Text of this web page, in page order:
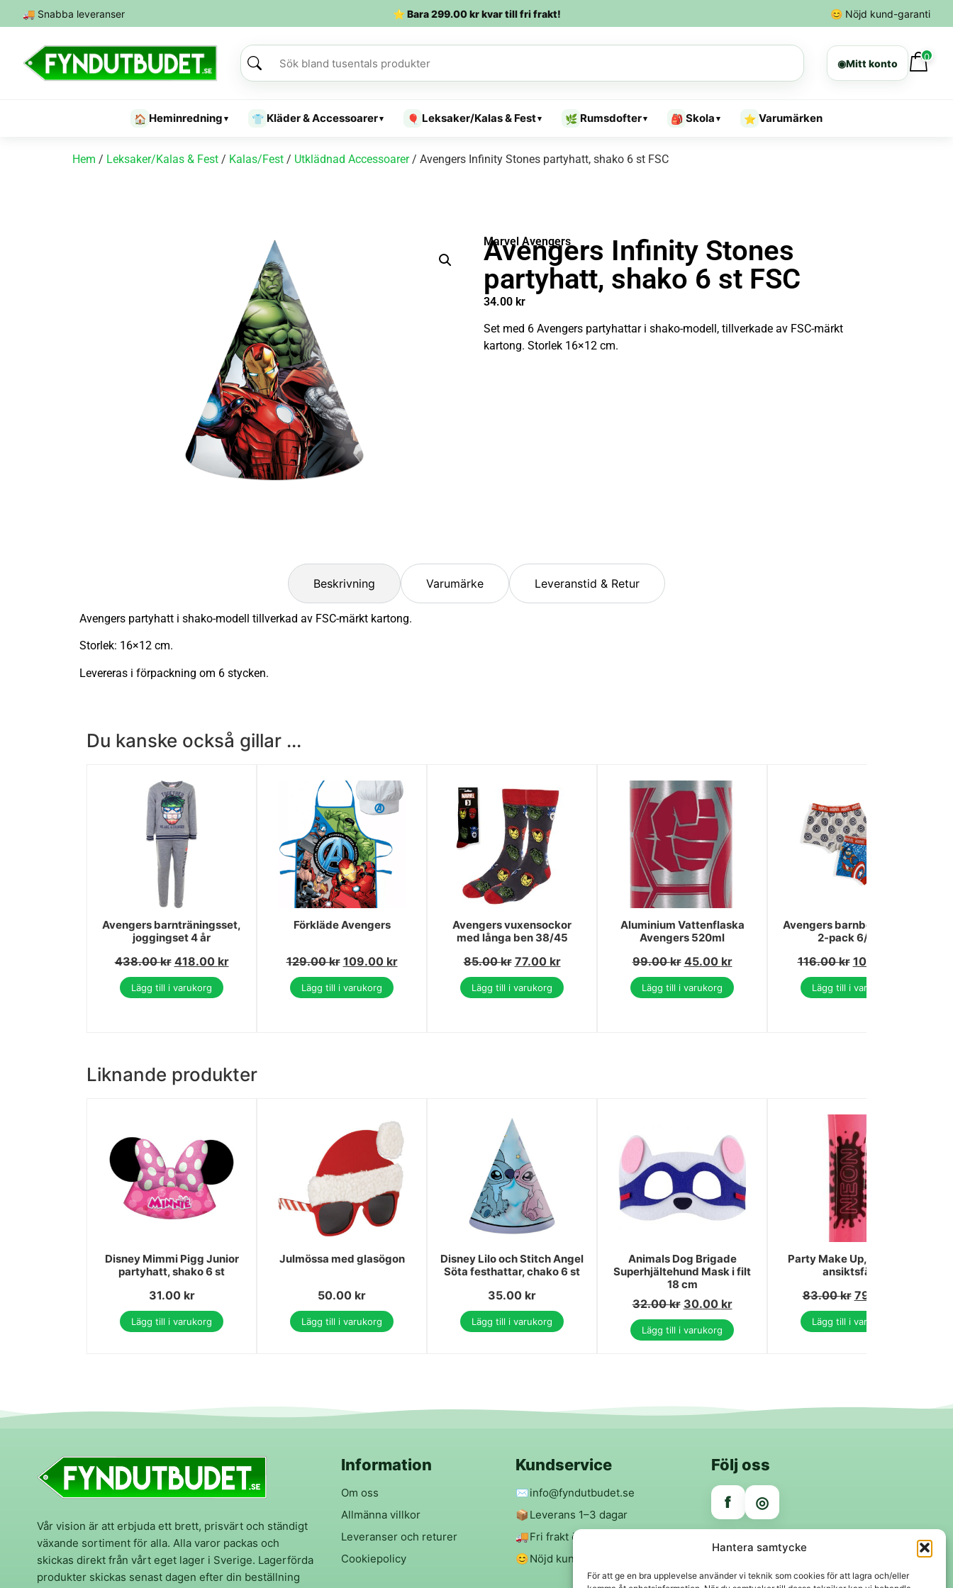
Hantera samtycke
För att ge en bra upplevelse använder vi teknik som cookies för att lagra och/eller
🚚 Snabba leveranser ⭐ Bara299.00krkvar till fri frakt! 😊 Nöjd kund-garanti
◉Mitt konto
0
🏠 Heminredning ▾ 👕 Kläder & Accessoarer▾ 🎈 Leksaker/Kalas & Fest▾ 🌿 Rumsdofter▾ 🎒 Skola ▾ ⭐ Varumärken
Hem / Leksaker/Kalas & Fest / Kalas/Fest / Utklädnad Accessoarer/ Avengers Infinity Stones partyhatt, shako 6 st FSC
Marvel Avengers
Avengers Infinity Stones
partyhatt, shako 6 st FSC
34.00 kr
Set med 6 Avengers partyhattar i shako-modell, tillverkade av FSC-märkt
kartong. Storlek 16×12 cm.
Beskrivning Varumärke Leveranstid & Retur
Avengers partyhatt i shako-modell tillverkad av FSC-märkt kartong.
Storlek: 16×12 cm.
Levereras i förpackning om 6 stycken.
Du kanske också gillar ...
Avengers barnträningsset,
joggingset 4 år
438.00kr 418.00 kr
Lägg till i varukorg
Förkläde Avengers
129.00kr 109.00 kr
Lägg till i varukorg
Avengers vuxensockor
med långa ben 38/45
85.00kr 77.00 kr
Lägg till i varukorg
Aluminium Vattenflaska
Avengers 520ml
99.00kr 45.00 kr
Lägg till i varukorg
Avengers barnboxershorts
2-pack 6/8 år
116.00kr 106.00
Lägg till i varukorg
Liknande produkter
Disney Mimmi Pigg Junior
partyhatt, shako 6 st
31.00 kr
Lägg till i varukorg
Julmössa med glasögon
50.00 kr
Lägg till i varukorg
Disney Lilo och Stitch Angel
Söta festhattar, chako 6 st
35.00 kr
Lägg till i varukorg
Animals Dog Brigade
Superhjältehund Mask i filt
18 cm
32.00kr 30.00 kr
Lägg till i varukorg
Party Make Up, neonrosa
ansiktsfärg
83.00kr 79.00
Lägg till i varukorg
Vår vision är att erbjuda ett brett, prisvärt och ständigt
växande sortiment för alla. Alla varor packas och
skickas direkt från vårt eget lager i Sverige. Lagerförda
produkter skickas senast dagen efter din beställning
Information
Om oss
Allmänna villkor
Leveranser och returer
Cookiepolicy
Kundservice
✉️info@fyndutbudet.se
📦 Leverans 1–3 dagar
🚚Fri frakt över 299 kr
😊Nöjd kund-garanti
Följ oss
f ◎
Trygga betalningar
Klarna VISA Mastercard Swish